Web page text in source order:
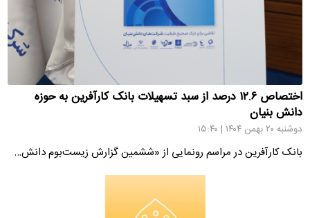
اختصاص ۱۲.۶ درصد از سبد تسهیلات بانک کارآفرین به حوزه
دانش بنیان
دوشنبه ۲۰ بهمن ۱۴۰۴ | ۱۵:۴۰
بانک کارآفرین در مراسم رونمایی از «ششمین گزارش زیست‌بوم دانش‌…